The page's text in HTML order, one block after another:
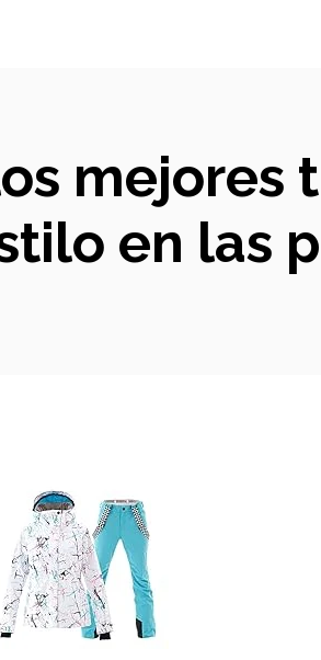
mejores
en las